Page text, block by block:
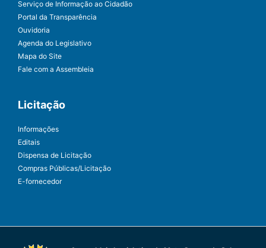
Serviço de Informação ao Cidadão
Portal da Transparência
Ouvidoria
Agenda do Legislativo
Mapa do Site
Fale com a Assembleia
Licitação
Informações
Editais
Dispensa de Licitação
Compras Públicas/Licitação
E-fornecedor